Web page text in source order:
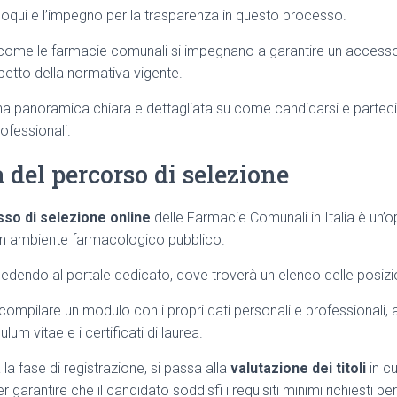
e l’impegno per la trasparenza in questo processo.
le farmacie comunali si impegnano a garantire un
della normativa vigente.
panoramica chiara e dettagliata su come candidarsi e
percorso di selezione
di selezione online delle Farmacie Comunali in Italia è
ambiente farmacologico pubblico.
al portale dedicato, dove troverà un elenco delle
un modulo con i propri dati personali e professionali,
vitae e i certificati di laurea.
fase di registrazione, si passa alla valutazione dei titoli in
garantire che il candidato soddisfi i requisiti minimi richiesti